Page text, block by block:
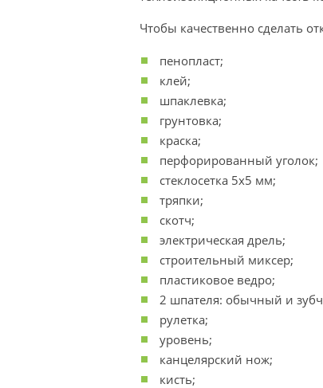
Чтобы качественно сделать
пенопласт;
клей;
шпаклевка;
грунтовка;
краска;
перфорированный уголок;
стеклосетка 5х5 мм;
тряпки;
скотч;
электрическая дрель;
строительный миксер;
пластиковое ведро;
2 шпателя: обычный и
рулетка;
уровень;
канцелярский нож;
кисть;